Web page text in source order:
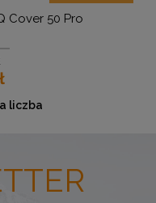
Cover 50 Pro
liczba